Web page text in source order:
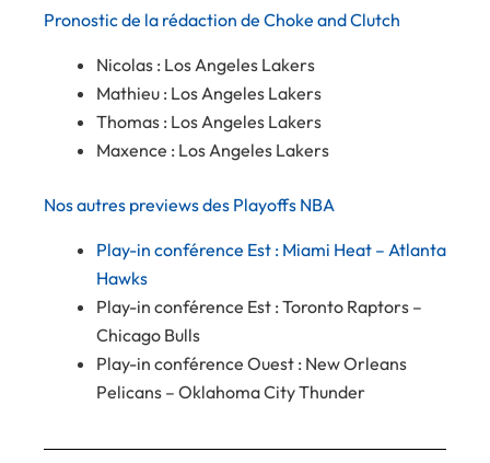
Pronostic de la rédaction de Choke and Clutch
Nicolas : Los Angeles Lakers
Mathieu : Los Angeles Lakers
Thomas : Los Angeles Lakers
Maxence : Los Angeles Lakers
Nos autres previews des Playoffs NBA
Play-in conférence Est : Miami Heat – Atlanta
Hawks
Play-in conférence Est : Toronto Raptors –
Chicago Bulls
Play-in conférence Ouest : New Orleans
Pelicans – Oklahoma City Thunder